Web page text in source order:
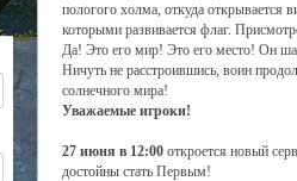
пологого холма, откуда открывается
которыми развивается флаг.
Да! Это его мир! Это его место! Он
Ничуть не расстроившись, воин
солнечного мира!
Уважаемые игроки!
27 июня в 12:00 откроется новый
достойны стать Первым!